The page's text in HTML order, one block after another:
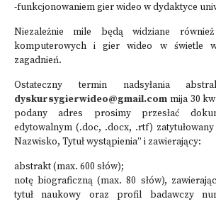
-funkcjonowaniem gier wideo w dydaktyce
Niezależnie mile będą widziane
komputerowych i gier wideo w świetle
zagadnień.
Ostateczny termin nadsyłania
dyskursygierwideo@gmail.com mija 30
podany adres prosimy przesłać
edytowalnym (.doc, .docx, .rtf)
Nazwisko, Tytuł wystąpienia” i zawierający:
abstrakt (max. 600 słów);
notę biograficzną (max. 80 słów),
tytuł naukowy oraz profil badawczy